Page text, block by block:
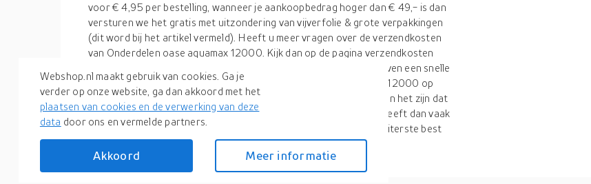
voor € 4,95 per bestelling, wanneer je aankoopbedrag hoger dan € 49,- is dan
versturen we het gratis met uitzondering van vijverfolie & grote verpakkingen
(dit word bij het artikel vermeld). Heeft u meer vragen over de verzendkosten
van Onderdelen oase aquamax 12000. Kijk dan op de pagina verzendkosten
(https://www.vijverleven.nl/verzendkosten-en-levertijd). Wij streven een snelle
levertijd na, dit wil zeggen wanneer de Onderdelen oase aquamax 12000 op
voorraad is versturen wij het meestal nog dezelfde dag. Echter kan het zijn dat
een Onderdelen oase aquamax 12000 besteld moet worden, dit heeft dan vaak
een vertraging van een paar dagen. Uiteraard doen wij altijd ons uiterste best
om de bestellingen zo snel mogelijk bij je thuis te krijgen. Wilt u zeker zijn van
een snelle levering, informeer voordat u de bestelling plaatst naar de
voorraadpositie. Heeft u meer vragen over de levertijd van Onderdelen oase
Webshop.nl maakt gebruik van cookies. Ga je
verder op onze website, ga dan akkoord met het
plaatsen van cookies en de verwerking van deze
data door ons en vermelde partners.
Akkoord Meer informatie